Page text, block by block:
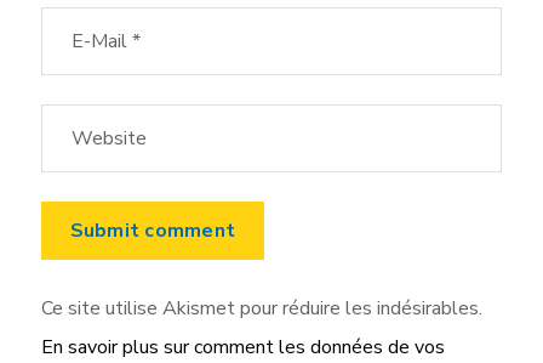
Ce site utilise Akismet pour réduire les indésirables.
En savoir plus sur comment les données de vos